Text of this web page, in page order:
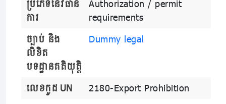
ប្រភេទនៃវិធាន
ការ
Authorization / permit
requirements
ច្បាប់ និង
លិខិត
បទដ្ឋានគតិយុត្តិ
Dummy legal
លេខកូដ UN 2180-Export Prohibition